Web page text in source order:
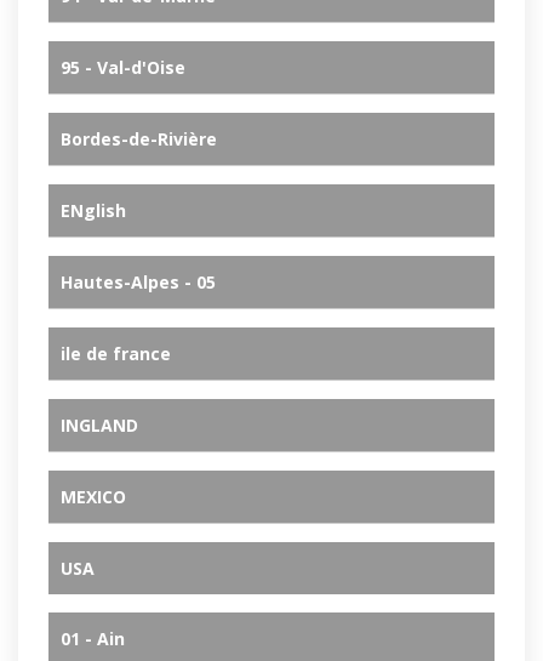
95 - Val-d'Oise
Bordes-de-Rivière
ENglish
Hautes-Alpes - 05
ile de france
INGLAND
MEXICO
USA
01 - Ain